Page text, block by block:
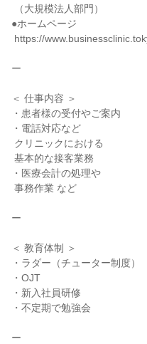
●ホームページ
ー
＜ 仕事内容 ＞
・患者様の受付やご案内
・電話対応など
・医療会計の処理や
ー
＜ 教育体制 ＞
・ラダー（チューター制度）
・OJT
・新入社員研修
・不定期で勉強会
ー